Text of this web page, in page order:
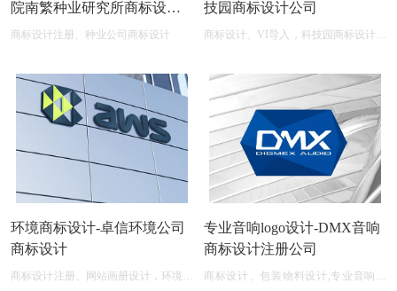
院南繁种业研究所商标设计
公司
商标设计注册、种业公司商标设计
技园商标设计公司
商标设计、VI导入，科技园商标设计在
环境商标设计-卓信环境公司
商标设计
商标设计注册、网站画册设计，环境商
专业音响logo设计-DMX音响
商标设计注册公司
商标设计、包装物料设计,专业音响公